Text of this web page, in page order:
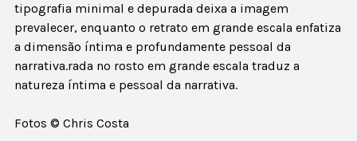
tipografia minimal e depurada deixa a imagem
prevalecer, enquanto o retrato em grande escala enfatiza
a dimensão íntima e profundamente pessoal da
narrativa.rada no rosto em grande escala traduz a
natureza íntima e pessoal da narrativa.
Fotos © Chris Costa